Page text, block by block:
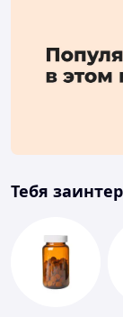
Тебя